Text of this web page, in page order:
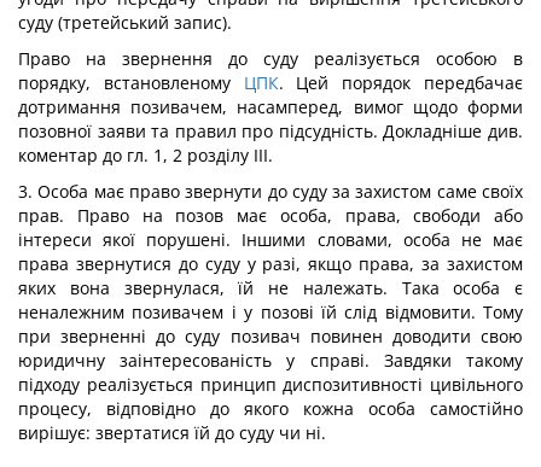
суду (третейський запис).
Право на звернення до суду реалізується особою в
порядку, встановленому ЦПК. Цей порядок передбачає
дотримання позивачем, насамперед, вимог щодо форми
позовної заяви та правил про підсудність. Докладніше див.
коментар до гл. 1, 2 розділу ІІІ.
3. Особа має право звернути до суду за захистом саме своїх
прав. Право на позов має особа, права, свободи або
інтереси якої порушені. Іншими словами, особа не має
права звернутися до суду у разі, якщо права, за захистом
яких вона звернулася, їй не належать. Така особа є
неналежним позивачем і у позові їй слід відмовити. Тому
при зверненні до суду позивач повинен доводити свою
юридичну заінтересованість у справі. Завдяки такому
підходу реалізується принцип диспозитивності цивільного
процесу, відповідно до якого кожна особа самостійно
вирішує: звертатися їй до суду чи ні.